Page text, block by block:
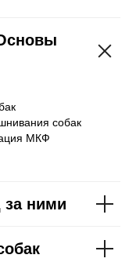
собак
МКФ
за ними